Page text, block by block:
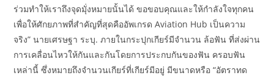
ร่วมทำให้เราถึงจุดมุั่งหมายนั้นได้ ขอขอบคุณและให้กำลังใจทุกคน
เพื่อให้ศักยภาพที่สำคัญที่สุดคืออัพเกรด Aviation Hub เป็นความ
จริง” นายเศรษฐา ระบุ. ภายในกระปุกเกียร์มีจำนวน ล้อฟัน ที่ส่งผ่าน
การเคลื่อนไหวให้กันและกันโดยการประกบกันของฟัน ครอบฟัน
เหล่านี้ ซึ่งหมายถึงจำนวนเกียร์ที่เกียร์มีอยู่ มีขนาดหรือ “อัตราทด